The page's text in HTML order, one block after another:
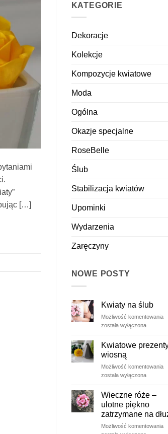
[…]
KATEGORIE
Dekoracje
Kolekcje
Kompozycje kwiatowe
Moda
Ogólna
Okazje specjalne
RoseBelle
Ślub
Stabilizacja kwiatów
Upominki
Wydarzenia
Zaręczyny
NOWE POSTY
Kwiaty na ślub
Możliwość komentowania
została wyłączona
Kwiatowe
wiosną
Możliwość komentowania
została wyłączona
Wieczne róże –
ulotne piękno
zatrzymane na
Możliwość komentowania